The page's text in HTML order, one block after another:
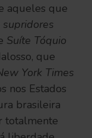
aqueles que
supridores
Suíte Tóquio
que
York Times
nos Estados
brasileira
totalmente